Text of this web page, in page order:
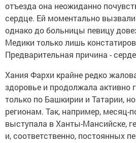
отъезда она неожиданно
сердце. Ей моментально
однако до больницы певицу
Медики только лишь
Предварительная причина -
Хания Фархи крайне редко
здоровье и продолжала активно
только по Башкирии и Татарии,
регионам. Так, например, месяц-
выступала в Ханты-Мансийске,
и, соответственно, постоянных